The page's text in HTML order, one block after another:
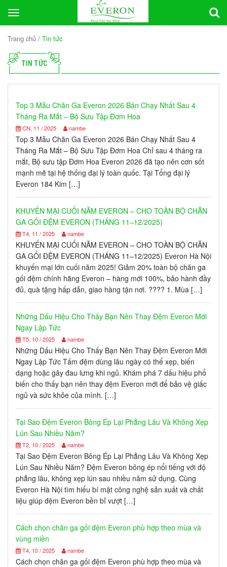
Toggle
navigation
Trang chủ / Tin tức
TIN TỨC
Top 3 Mẫu Chăn Ga Everon 2026 Bán Chạy Nhất Sau 4
Tháng Ra Mắt – Bộ Sưu Tập Đơm Hoa
CN, 11 / 2025 nambe
Top 3 Mẫu Chăn Ga Everon 2026 Bán Chạy Nhất Sau 4
Tháng Ra Mắt – Bộ Sưu Tập Đơm Hoa Chỉ sau 4 tháng ra
mắt, Bộ sưu tập Đơm Hoa Everon 2026 đã tạo nên cơn sốt
mạnh mẽ tại hệ thống đại lý toàn quốc. Tại Tổng đại lý
Everon 184 Kim […]
KHUYẾN MẠI CUỐI NĂM EVERON – CHO TOÀN BỘ CHĂN
GA GỐI ĐỆM EVERON (THÁNG 11–12/2025)
T4, 11 / 2025 nambe
KHUYẾN MẠI CUỐI NĂM EVERON – CHO TOÀN BỘ CHĂN
GA GỐI ĐỆM EVERON (THÁNG 11–12/2025) Everon Hà Nội
khuyến mại lớn cuối năm 2025! Giảm 20% toàn bộ chăn ga
gối đệm chính hãng Everon – hàng mới 100%, bảo hành đầy
đủ, quà tặng hấp dẫn, giao hàng tận nơi. ???? 1. Mùa […]
Những Dấu Hiệu Cho Thấy Bạn Nên Thay Đệm Everon Mới
Ngay Lập Tức
T5, 10 / 2025 nambe
Những Dấu Hiệu Cho Thấy Bạn Nên Thay Đệm Everon Mới
Ngay Lập Tức Tấm đệm dùng lâu ngày có thể xẹp, biến
dạng hoặc gây đau lưng khi ngủ. Khám phá 7 dấu hiệu phổ
biến cho thấy bạn nên thay đệm Everon mới để bảo vệ giấc
ngủ và sức khỏe của mình. […]
Tại Sao Đệm Everon Bông Ép Lại Phẳng Lâu Và Không Xẹp
Lún Sau Nhiều Năm?
T2, 10 / 2025 nambe
Tại Sao Đệm Everon Bông Ép Lại Phẳng Lâu Và Không Xẹp
Lún Sau Nhiều Năm? Đệm Everon bông ép nổi tiếng với độ
phẳng lâu, không xẹp lún sau nhiều năm sử dụng. Cùng
Everon Hà Nội tìm hiểu bí mật công nghệ sản xuất và chất
liệu giúp đệm Everon bền bỉ vượt […]
Cách chọn chăn ga gối đệm Everon phù hợp theo mùa và
vùng miền
T4, 10 / 2025 nambe
Cách chọn chăn ga gối đệm Everon phù hợp theo mùa và